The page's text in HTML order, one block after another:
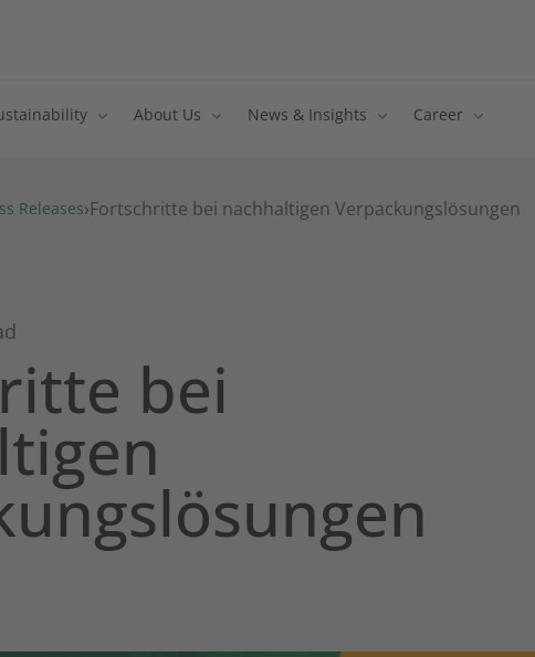
About Us News & Insights Career
Releases›Fortschritte bei nachhaltigen Verpackungslösungen
bei